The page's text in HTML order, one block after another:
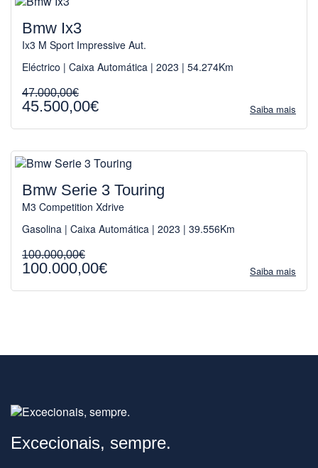
Bmw Ix3
Ix3 M Sport Impressive Aut.
Eléctrico | Caixa Automática | 2023 | 54.274Km
47.000,00€
45.500,00€ Saiba mais
Bmw Serie 3 Touring
M3 Competition Xdrive
Gasolina | Caixa Automática | 2023 | 39.556Km
100.000,00€
100.000,00€ Saiba mais
Excecionais, sempre.